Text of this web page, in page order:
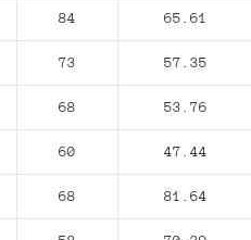
84 65.61
73 57.35
68 53.76
60 47.44
68 81.64